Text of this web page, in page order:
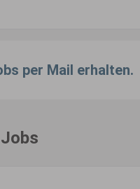
per Mail erhalten.